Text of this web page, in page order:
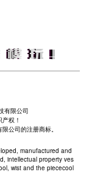
有限公司
权！
公司的注册商标。
manufactured and
intellectual property ves
wist and the piececool